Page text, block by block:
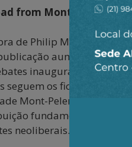
from Mont-Pelerin:
de Philip Mirowski e
aumentou-se
inaugurais do que
seguem os fios do
Mont-Pelerin, fundada
fundamental para o
neoliberais.